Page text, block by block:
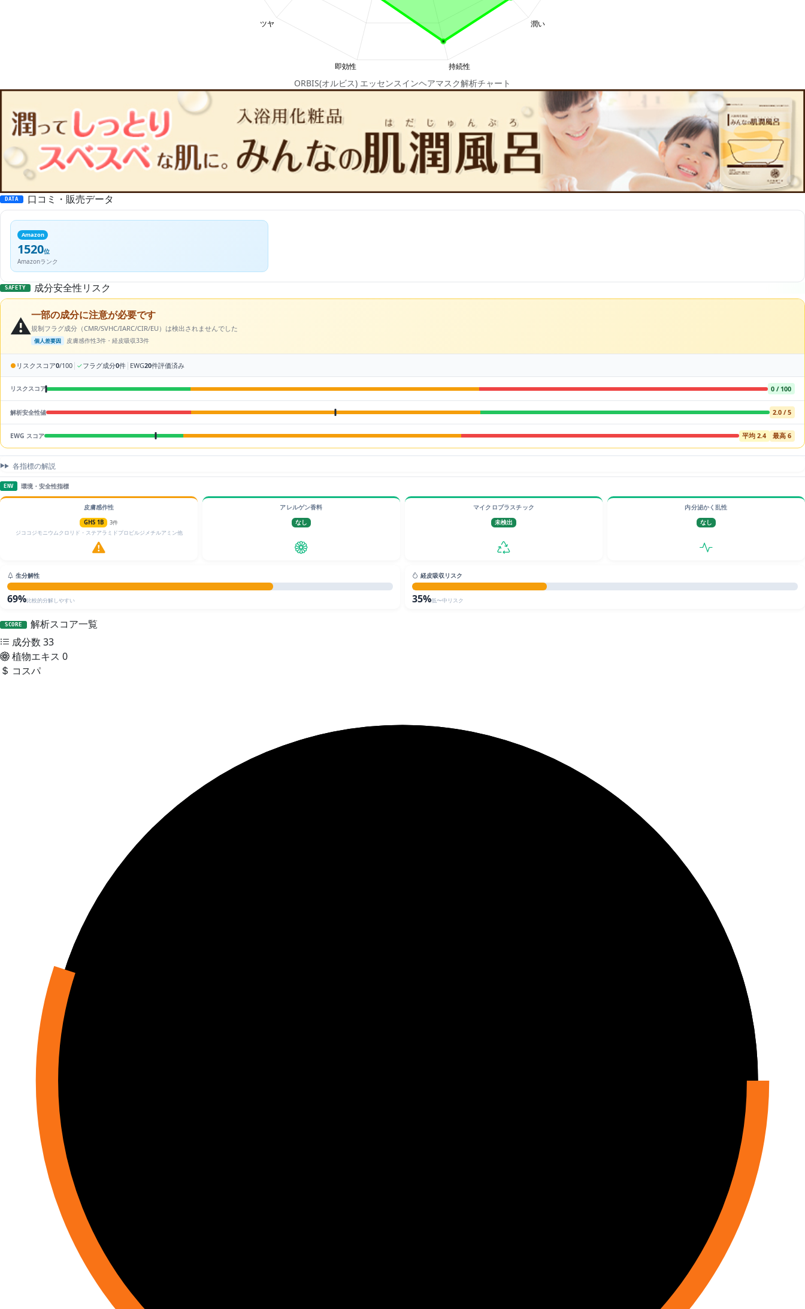
ORBIS(オルビス) エッセンスインヘアマスク解析チャート
DATA 口コミ・販売データ
Amazon
1520位
Amazonランク
SAFETY 成分安全性リスク
⚠️一部の成分に注意が必要です
規制フラグ成分（CMR/SVHC/IARC/CIR/EU）は検出されませんでした
個人差要因 皮膚感作性3件・経皮吸収33件
● リスクスコア0/100 | ✓フラグ成分0件 | EWG20件評価済み
リスクスコア 0 / 100
解析安全性値 2.0 / 5
EWG スコア 平均 2.4 最高 6
各指標の解説
ENV 環境・安全性指標
皮膚感作性
GHS 1B
3件
ジココジモニウムクロリド・ステアラミドプロピルジメチルアミン他
アレルゲン香料
なし
マイクロプラスチック
未検出
内分泌かく乱性
なし
生分解性
69%比較的分解しやすい
経皮吸収リスク
35%低〜中リスク
SCORE
解析スコア一覧
成分数33
植物エキス 0
コスパ